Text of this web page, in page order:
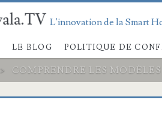
L'innovation de la Smart
LE BLOG POLITIQUE DE
> COMPRENDRE LES